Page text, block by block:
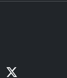
Linkedin